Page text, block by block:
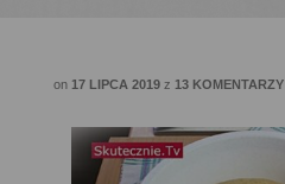
on 17 LIPCA 2019 z 13 KOMENTARZY